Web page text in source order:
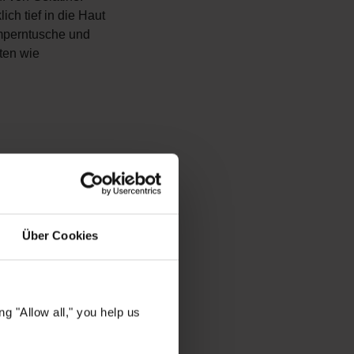
Über Cookies
"Allow all," you help us
tief in die Haut
und
wie
von Pflanzen, die
Anti-
gut auf